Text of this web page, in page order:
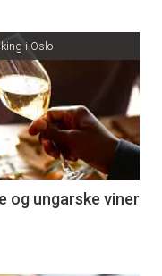
i Oslo
og ungarske viner